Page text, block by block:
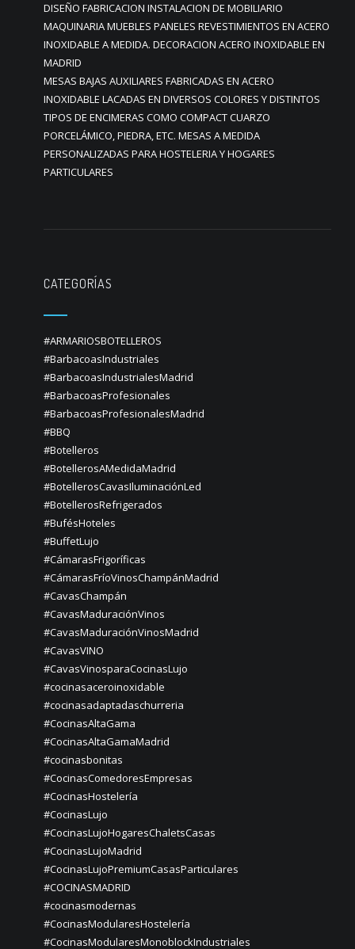
DISEÑO FABRICACION INSTALACION DE MOBILIARIO
MAQUINARIA MUEBLES PANELES REVESTIMIENTOS EN ACERO
INOXIDABLE A MEDIDA. DECORACION ACERO INOXIDABLE EN
MADRID
MESAS BAJAS AUXILIARES FABRICADAS EN ACERO
INOXIDABLE LACADAS EN DIVERSOS COLORES Y DISTINTOS
TIPOS DE ENCIMERAS COMO COMPACT CUARZO
PORCELÁMICO, PIEDRA, ETC. MESAS A MEDIDA
PERSONALIZADAS PARA HOSTELERIA Y HOGARES
PARTICULARES
CATEGORÍAS
#ARMARIOSBOTELLEROS
#BarbacoasIndustriales
#BarbacoasIndustrialesMadrid
#BarbacoasProfesionales
#BarbacoasProfesionalesMadrid
#BBQ
#Botelleros
#BotellerosAMedidaMadrid
#BotellerosCavasIluminaciónLed
#BotellerosRefrigerados
#BufésHoteles
#BuffetLujo
#CámarasFrigoríficas
#CámarasFríoVinosChampánMadrid
#CavasChampán
#CavasMaduraciónVinos
#CavasMaduraciónVinosMadrid
#CavasVINO
#CavasVinosparaCocinasLujo
#cocinasaceroinoxidable
#cocinasadaptadaschurreria
#CocinasAltaGama
#CocinasAltaGamaMadrid
#cocinasbonitas
#CocinasComedoresEmpresas
#CocinasHostelería
#CocinasLujo
#CocinasLujoHogaresChaletsCasas
#CocinasLujoMadrid
#CocinasLujoPremiumCasasParticulares
#COCINASMADRID
#cocinasmodernas
#CocinasModularesHostelería
#CocinasModularesMonoblockIndustriales